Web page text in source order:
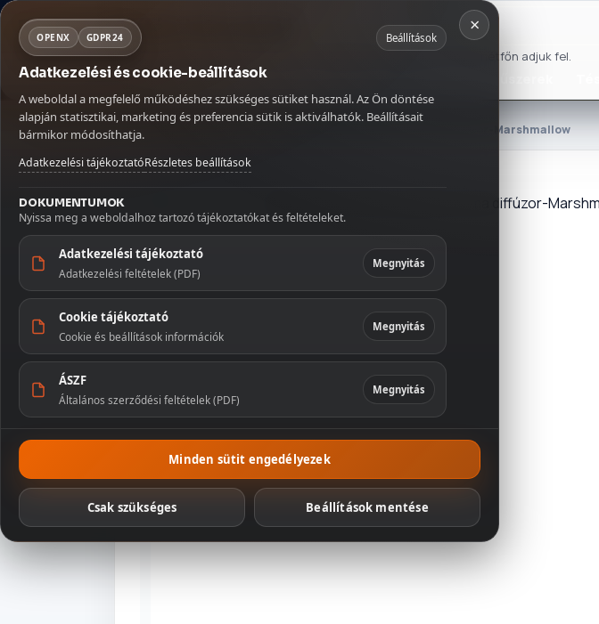
Kávé Szörpök
NORSA CO BT
MENÜ
🏠 Kezdőlap
Kapcsolat
Kávé
Szószok és fűszerek
Tészták
Édességek
Illatosítók és
háztartás
Csomagajánlatok
Kezdőoldal/Illatosítók és háztartás Alya Nature's Scents pálcás aroma diffúzor-Marshmallow
Kosár ×
Betöltés...
Fontos szállítási információ
Szabadság miatt az augusztus 9–16. között leadott rendeléseket augusztus 17-én, hétfőn adjuk fel.
Köszönjük megértését!
×
OPENX GDPR24 Beállítások
Adatkezelési és cookie-beállítások
A weboldal a megfelelő működéshez szükséges sütiket használ. Az Ön döntése
alapján statisztikai, marketing és preferencia sütik is aktiválhatók. Beállításait
bármikor módosíthatja.
Adatkezelési tájékoztatóRészletes beállítások
DOKUMENTUMOK
Nyissa meg a weboldalhoz tartozó tájékoztatókat és feltételeket.
Adatkezelési tájékoztató
Adatkezelési feltételek (PDF)
Megnyitás
Cookie tájékoztató
Cookie és beállítások információk
Megnyitás
ÁSZF
Általános szerződési feltételek (PDF)
Megnyitás
Minden sütit engedélyezek
Csak szükséges Beállítások mentése